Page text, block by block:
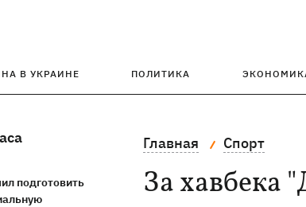
В УКРАИНЕ ПОЛИТИКА
подготовить
Главная Спорт
За хавбека